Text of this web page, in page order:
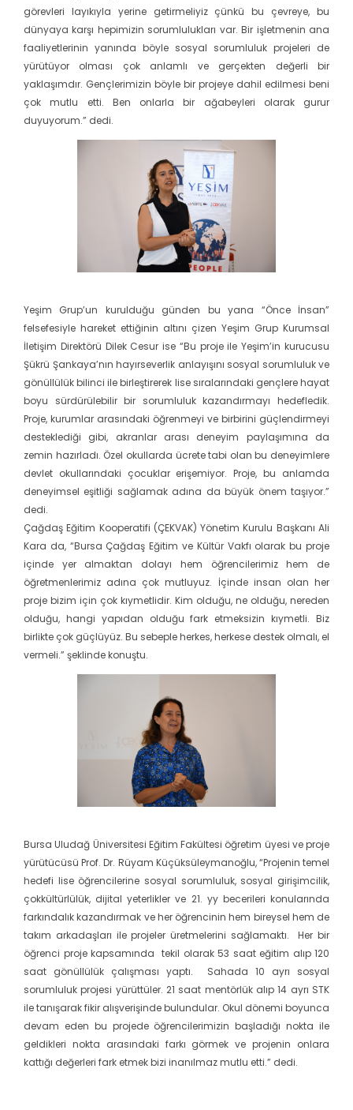
görevleri layıkıyla yerine getirmeliyiz çünkü bu çevreye, bu
dünyaya karşı hepimizin sorumlulukları var. Bir işletmenin ana
faaliyetlerinin yanında böyle sosyal sorumluluk projeleri de
yürütüyor olması çok anlamlı ve gerçekten değerli bir
yaklaşımdır. Gençlerimizin böyle bir projeye dahil edilmesi beni
çok mutlu etti. Ben onlarla bir ağabeyleri olarak gurur
duyuyorum.” dedi.
Yeşim Grup’un kurulduğu günden bu yana “Önce İnsan”
felsefesiyle hareket ettiğinin altını çizen Yeşim Grup Kurumsal
İletişim Direktörü Dilek Cesur ise “Bu proje ile Yeşim’in kurucusu
Şükrü Şankaya’nın hayırseverlik anlayışını sosyal sorumluluk ve
gönüllülük bilinci ile birleştirerek lise sıralarındaki gençlere hayat
boyu sürdürülebilir bir sorumluluk kazandırmayı hedefledik.
Proje, kurumlar arasındaki öğrenmeyi ve birbirini güçlendirmeyi
desteklediği gibi, akranlar arası deneyim paylaşımına da
zemin hazırladı. Özel okullarda ücrete tabi olan bu deneyimlere
devlet okullarındaki çocuklar erişemiyor. Proje, bu anlamda
deneyimsel eşitliği sağlamak adına da büyük önem taşıyor.”
dedi.
Çağdaş Eğitim Kooperatifi (ÇEKVAK) Yönetim Kurulu Başkanı Ali
Kara da, “Bursa Çağdaş Eğitim ve Kültür Vakfı olarak bu proje
içinde yer almaktan dolayı hem öğrencilerimiz hem de
öğretmenlerimiz adına çok mutluyuz. İçinde insan olan her
proje bizim için çok kıymetlidir. Kim olduğu, ne olduğu, nereden
olduğu, hangi yapıdan olduğu fark etmeksizin kıymetli. Biz
birlikte çok güçlüyüz. Bu sebeple herkes, herkese destek olmalı, el
vermeli.” şeklinde konuştu.
Bursa Uludağ Üniversitesi Eğitim Fakültesi öğretim üyesi ve proje
yürütücüsü Prof. Dr. Rüyam Küçüksüleymanoğlu, “Projenin temel
hedefi lise öğrencilerine sosyal sorumluluk, sosyal girişimcilik,
çokkültürlülük, dijital yeterlikler ve 21. yy becerileri konularında
farkındalık kazandırmak ve her öğrencinin hem bireysel hem de
takım arkadaşları ile projeler üretmelerini sağlamaktı. Her bir
öğrenci proje kapsamında tekil olarak 53 saat eğitim alıp 120
saat gönüllülük çalışması yaptı. Sahada 10 ayrı sosyal
sorumluluk projesi yürüttüler. 21 saat mentörlük alıp 14 ayrı STK
ile tanışarak fikir alışverişinde bulundular. Okul dönemi boyunca
devam eden bu projede öğrencilerimizin başladığı nokta ile
geldikleri nokta arasındaki farkı görmek ve projenin onlara
kattığı değerleri fark etmek bizi inanılmaz mutlu etti.” dedi.